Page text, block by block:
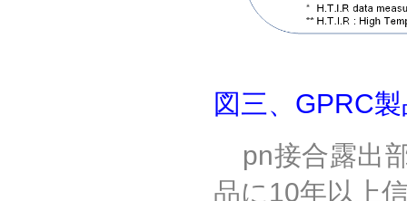
図 三、 GPRC
pn接合露出
品に10年以上